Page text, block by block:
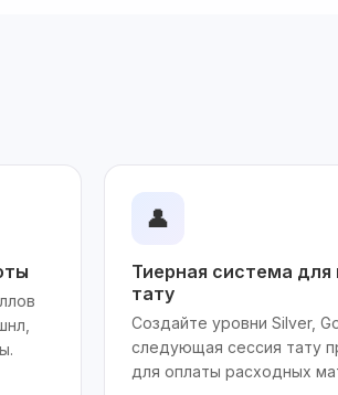
👤
Тиерная система
тату
Создайте уровни Silver,
следующая сессия тату
для оплаты расходных